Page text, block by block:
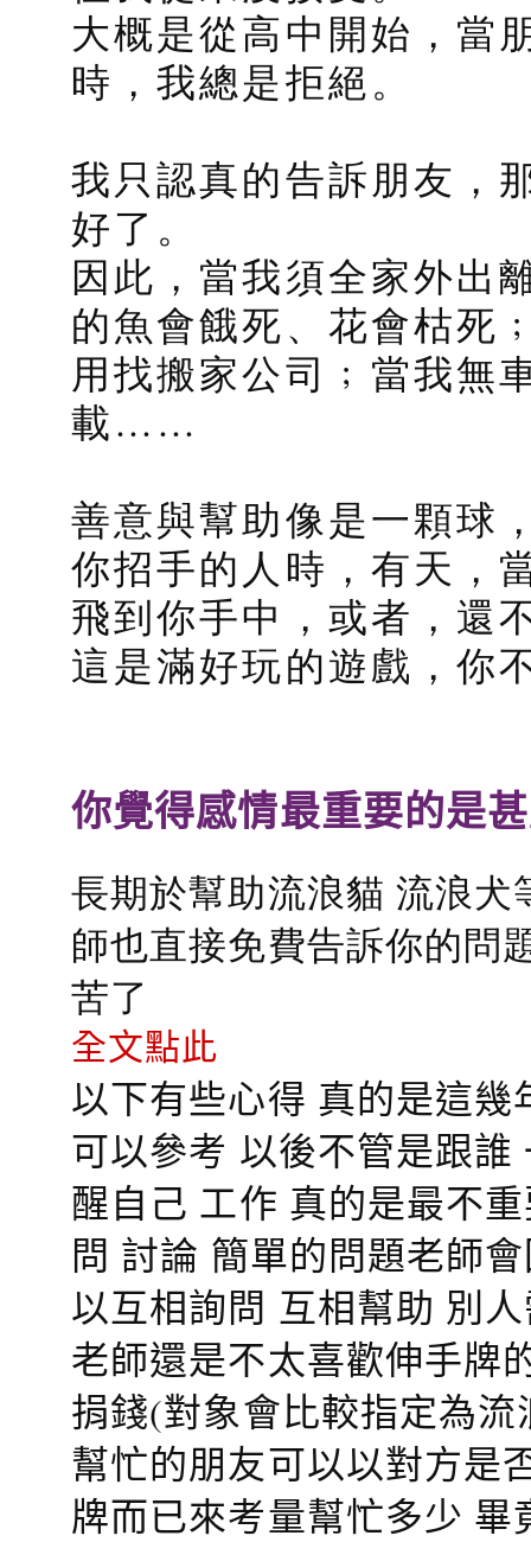
大概是從高中開始，當
時，我總是拒絕。
我只認真的告訴朋友，
好了。
因此，當我須全家外出
的魚會餓死、花會枯死
用找搬家公司﹔當我無
載……
善意與幫助像是一顆球
你招手的人時，有天，
飛到你手中，或者，還
這是滿好玩的遊戲，你
你覺得感情最重要的是
長期於幫助流浪貓 流浪
師也直接免費告訴你的問
苦了
全文點此
以下有些心得 真的是這
可以參考 以後不管是跟
醒自己 工作 真的是最不
問 討論 簡單的問題老師
以互相詢問 互相幫助 別
老師還是不太喜歡伸手牌
捐錢(對象會比較指定為
幫忙的朋友可以以對方是
牌而已來考量幫忙多少